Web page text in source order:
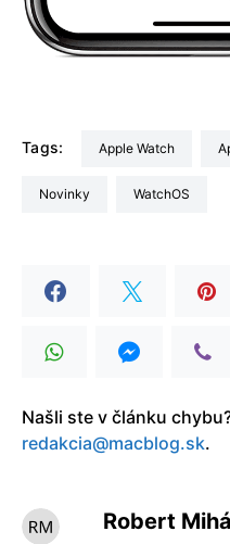
Tags: Apple Watch
Novinky watchOS
Našli ste v článku
redakcia@macblog.sk.
Robert